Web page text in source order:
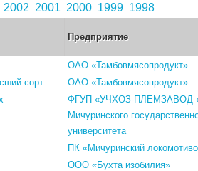
2002 2001 2000 1999 1998
Предприятие
ОАО «Тамбовмясопродукт»
сорт
ОАО «Тамбовмясопродукт»
ФГУП «УЧХОЗ-
Мичуринского
университета
ПК «Мичуринский
ООО «Бухта изобилия»